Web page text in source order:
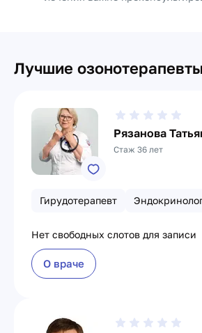
Лучшие озонотерапевты
Рязанова
Стаж 36 лет
Гирудотерапевт
Нет свободных слотов для записи
О враче